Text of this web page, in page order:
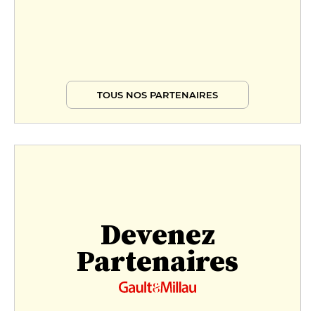
TOUS NOS PARTENAIRES
Devenez
Partenaires